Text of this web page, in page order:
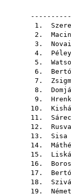
1.
2.
3.
4.
5.
6.
7.
8.
9.
10.
11.
12.
13. Sisa
14.
15.
16.
17.
18.
19.